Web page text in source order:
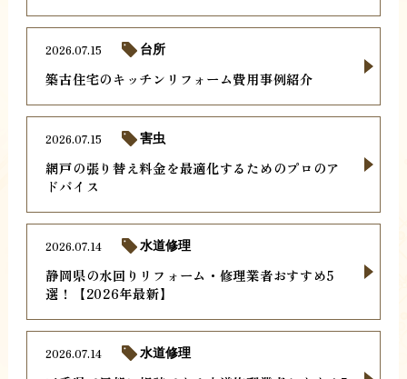
築古住宅のキッチンリフォーム費用事例紹介
2026.07.15 台所
網戸の張り替え料金を最適化するためのプロのア
ドバイス
2026.07.15 害虫
静岡県の水回りリフォーム・修理業者おすすめ5
選！【2026年最新】
2026.07.14 水道修理
2026.07.14 水道修理